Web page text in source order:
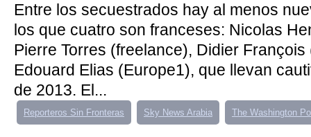
Entre los secuestrados hay al menos
los que cuatro son franceses: Nicolas
Pierre Torres (freelance), Didier
Edouard Elias (Europe1), que llevan
de 2013. El...
Reporteros Sin Fronteras Sky News Arabia The Washington